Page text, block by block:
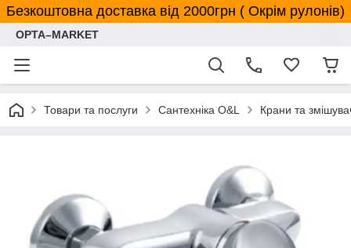
Безкоштовна доставка від 2000грн ( Окрім рулонів)
OPTA–MARKET
Товари та послуги Сантехніка O&L Крани та